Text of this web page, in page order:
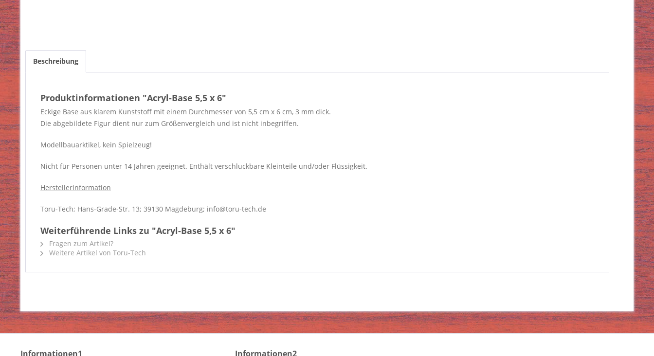
Beschreibung
Produktinformationen "Acryl-Base 5,5 x 6"
Eckige Base aus klarem Kunststoff mit einem Durchmesser von 5,5 cm x 6 cm, 3 mm dick.
Die abgebildete Figur dient nur zum Größenvergleich und ist nicht inbegriffen.
Modellbauarktikel, kein Spielzeug!
Nicht für Personen unter 14 Jahren geeignet. Enthält verschluckbare Kleinteile und/oder Flüssigkeit.
Herstellerinformation
Toru-Tech; Hans-Grade-Str. 13; 39130 Magdeburg; info@toru-tech.de
Weiterführende Links zu "Acryl-Base 5,5 x 6"
Fragen zum Artikel?
Weitere Artikel von Toru-Tech
Informationen1 Informationen2